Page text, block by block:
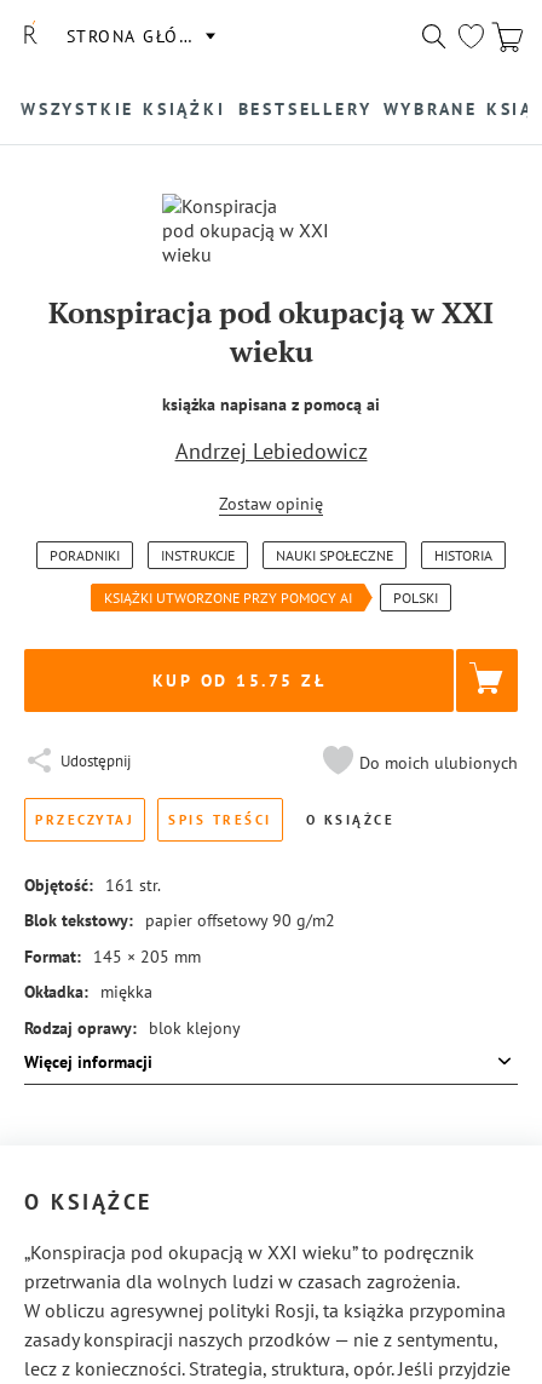
STRONA GŁÓWNA
WSZYSTKIE KSIĄŻKI BESTSELLERY WYBRANE
Konspiracja pod okupacją w XXI
wieku
książka napisana z pomocą ai
Andrzej Lebiedowicz
Zostaw opinię
PORADNIKI INSTRUKCJE NAUKI SPOŁECZNE HISTORIA
KSIĄŻKI UTWORZONE PRZY POMOCY AI POLSKI
KUP OD 15.75
Udostępnij Do moich ulubionych
PRZECZYTAJ SPIS TREŚCI O KSIĄŻCE
Objętość: 161 str.
Blok tekstowy:
papier offsetowy 90 g/m2
Format:
145 × 205 mm
Okładka:
miękka
Rodzaj oprawy:
blok klejony
ISBN:
978-83-8431-695-5
Więcej informacji
O KSIĄŻCE
„Konspiracja pod okupacją w XXI wieku” to podręcznik
przetrwania dla wolnych ludzi w czasach zagrożenia.
W obliczu agresywnej polityki Rosji, ta książka przypomina
zasady konspiracji naszych przodków — nie z sentymentu,
lecz z konieczności. Strategia, struktura, opór. Jeśli przyjdzie